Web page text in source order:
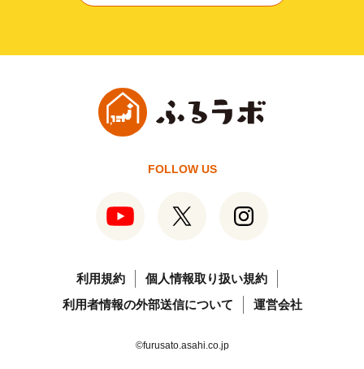
FOLLOW US
利用規約
個人情報取り扱い規約
利用者情報の外部送信について
運営会社
©furusato.asahi.co.jp